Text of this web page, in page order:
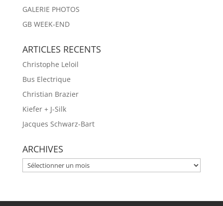
GALERIE PHOTOS
GB WEEK-END
ARTICLES RECENTS
Christophe Leloil
Bus Electrique
Christian Brazier
Kiefer + J-Silk
Jacques Schwarz-Bart
ARCHIVES
ARCHIVES